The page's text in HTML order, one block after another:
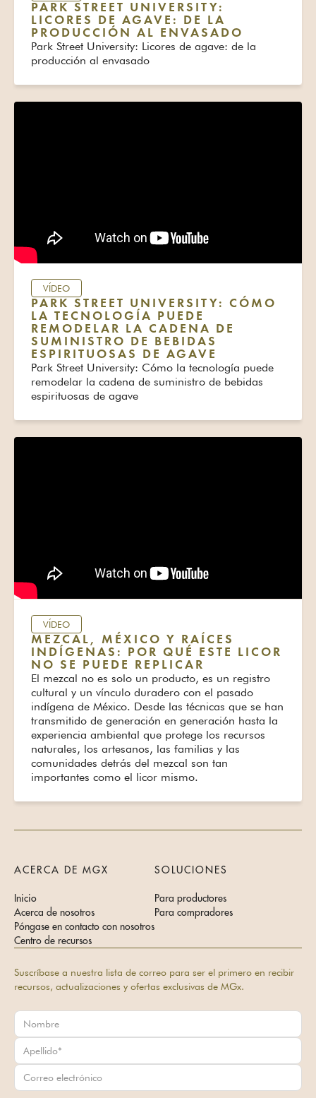
PARK STREET UNIVERSITY:
LICORES DE AGAVE: DE LA
PRODUCCIÓN AL ENVASADO
Park Street University: Licores de agave: de la
producción al envasado
VÍDEO
PARK STREET UNIVERSITY: CÓMO
LA TECNOLOGÍA PUEDE
REMODELAR LA CADENA DE
SUMINISTRO DE BEBIDAS
ESPIRITUOSAS DE AGAVE
Park Street University: Cómo la tecnología puede
remodelar la cadena de suministro de bebidas
espirituosas de agave
VÍDEO
MEZCAL, MÉXICO Y RAÍCES
INDÍGENAS: POR QUÉ ESTE LICOR
NO SE PUEDE REPLICAR
El mezcal no es solo un producto, es un registro
cultural y un vínculo duradero con el pasado
indígena de México. Desde las técnicas que se han
transmitido de generación en generación hasta la
experiencia ambiental que protege los recursos
naturales, los artesanos, las familias y las
comunidades detrás del mezcal son tan
importantes como el licor mismo.
ACERCA DE MGX
Inicio
Acerca de nosotros
Póngase en contacto con nosotros
Centro de recursos
SOLUCIONES
Para productores
Para compradores
Suscríbase a nuestra lista de correo para ser el primero en recibir
recursos, actualizaciones y ofertas exclusivas de MGx.